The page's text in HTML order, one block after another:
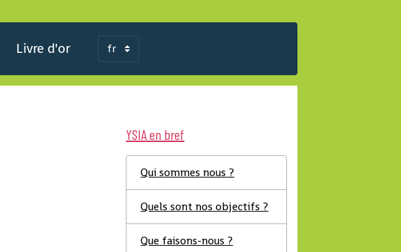
Livre d'or
YSIA en bref
Qui sommes nous ?
Quels sont nos objectifs ?
Que faisons-nous ?